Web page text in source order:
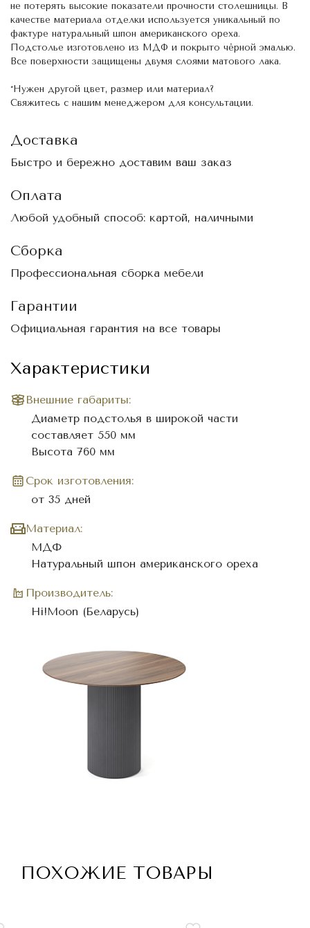
не потерять высокие показатели прочности столешницы. В
качестве материала отделки используется уникальный по
фактуре натуральный шпон американского ореха.
Подстолье изготовлено из МДФ и покрыто чёрной эмалью.
Все поверхности защищены двумя слоями матового лака.
*Нужен другой цвет, размер или материал?
Свяжитесь с нашим менеджером для консультации.
Доставка
Быстро и бережно доставим ваш заказ
Оплата
Любой удобный способ: картой, наличными
Сборка
Профессиональная сборка мебели
Гарантии
Официальная гарантия на все товары
Характеристики
Внешние габариты:
Диаметр подстолья в широкой части
составляет 550 мм
Высота 760 мм
Cрок изготовления:
от 35 дней
Материал:
МДФ
Натуральный шпон американского ореха
Производитель:
Hi!Moon (Беларусь)
ПОХОЖИЕ ТОВАРЫ